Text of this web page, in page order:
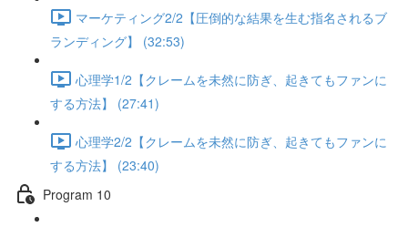
マーケティング2/2【圧倒的な結果を生む指名されるブ
ランディング】 (32:53)
心理学1/2【クレームを未然に防ぎ、起きてもファンに
する方法】 (27:41)
心理学2/2【クレームを未然に防ぎ、起きてもファンに
する方法】 (23:40)
Program 10